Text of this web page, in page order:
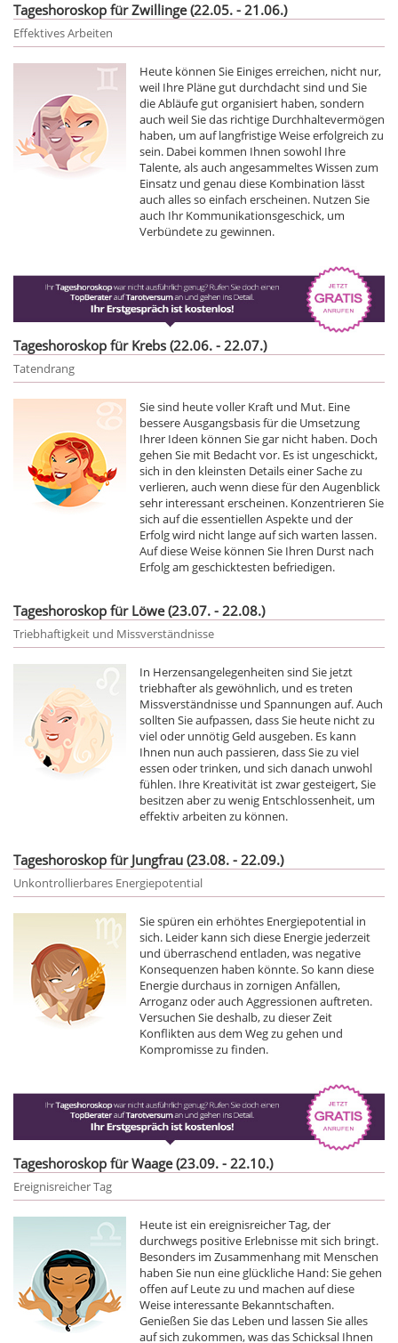
Tageshoroskop für Zwillinge (22.05. - 21.06.)
Effektives Arbeiten
Heute können Sie Einiges erreichen, nicht nur,
weil Ihre Pläne gut durchdacht sind und Sie
die Abläufe gut organisiert haben, sondern
auch weil Sie das richtige Durchhaltevermögen
haben, um auf langfristige Weise erfolgreich zu
sein. Dabei kommen Ihnen sowohl Ihre
Talente, als auch angesammeltes Wissen zum
Einsatz und genau diese Kombination lässt
auch alles so einfach erscheinen. Nutzen Sie
auch Ihr Kommunikationsgeschick, um
Verbündete zu gewinnen.
Tageshoroskop für Krebs (22.06. - 22.07.)
Tatendrang
Sie sind heute voller Kraft und Mut. Eine
bessere Ausgangsbasis für die Umsetzung
Ihrer Ideen können Sie gar nicht haben. Doch
gehen Sie mit Bedacht vor. Es ist ungeschickt,
sich in den kleinsten Details einer Sache zu
verlieren, auch wenn diese für den Augenblick
sehr interessant erscheinen. Konzentrieren Sie
sich auf die essentiellen Aspekte und der
Erfolg wird nicht lange auf sich warten lassen.
Auf diese Weise können Sie Ihren Durst nach
Erfolg am geschicktesten befriedigen.
Tageshoroskop für Löwe (23.07. - 22.08.)
Triebhaftigkeit und Missverständnisse
In Herzensangelegenheiten sind Sie jetzt
triebhafter als gewöhnlich, und es treten
Missverständnisse und Spannungen auf. Auch
sollten Sie aufpassen, dass Sie heute nicht zu
viel oder unnötig Geld ausgeben. Es kann
Ihnen nun auch passieren, dass Sie zu viel
essen oder trinken, und sich danach unwohl
fühlen. Ihre Kreativität ist zwar gesteigert, Sie
besitzen aber zu wenig Entschlossenheit, um
effektiv arbeiten zu können.
Tageshoroskop für Jungfrau (23.08. - 22.09.)
Unkontrollierbares Energiepotential
Sie spüren ein erhöhtes Energiepotential in
sich. Leider kann sich diese Energie jederzeit
und überraschend entladen, was negative
Konsequenzen haben könnte. So kann diese
Energie durchaus in zornigen Anfällen,
Arroganz oder auch Aggressionen auftreten.
Versuchen Sie deshalb, zu dieser Zeit
Konflikten aus dem Weg zu gehen und
Kompromisse zu finden.
Tageshoroskop für Waage (23.09. - 22.10.)
Ereignisreicher Tag
Heute ist ein ereignisreicher Tag, der
durchwegs positive Erlebnisse mit sich bringt.
Besonders im Zusammenhang mit Menschen
haben Sie nun eine glückliche Hand: Sie gehen
offen auf Leute zu und machen auf diese
Weise interessante Bekanntschaften.
Genießen Sie das Leben und lassen Sie alles
auf sich zukommen, was das Schicksal Ihnen